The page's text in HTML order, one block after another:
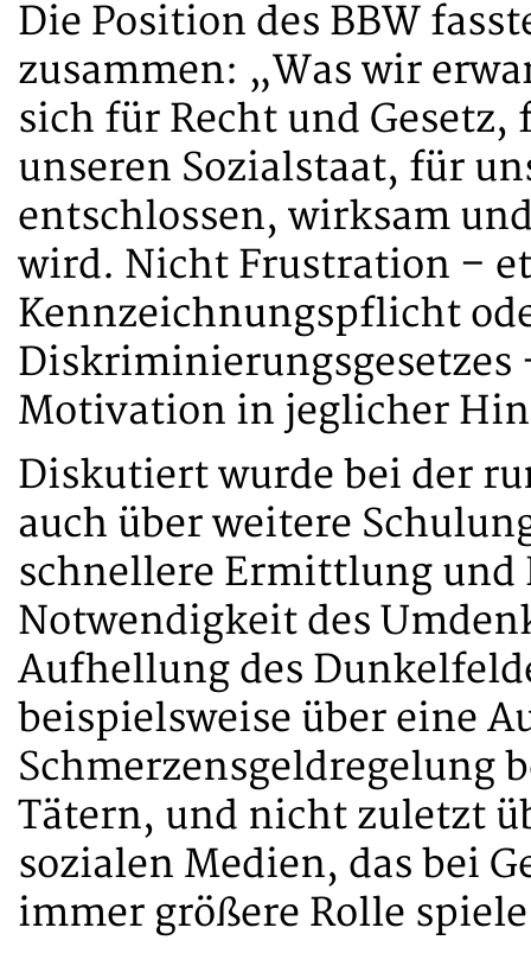
Die Position des BBW
zusammen: „Was wir
sich für Recht und
unseren Sozialstaat, für
entschlossen, wirksam
wird. Nicht Frustration –
Kennzeichnungspflicht
Diskriminierungsgesetzes
Motivation in jeglicher
Diskutiert wurde bei der
auch über weitere
schnellere Ermittlung und
Notwendigkeit des
Aufhellung des
beispielsweise über eine
Schmerzensgeldregelung
Tätern, und nicht zuletzt
sozialen Medien, das bei
immer größere Rolle